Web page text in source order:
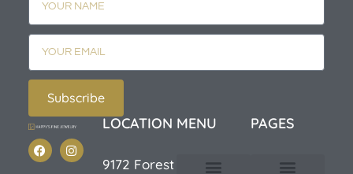
Subscribe
LOCATION
9172 Forest
MENU PAGES